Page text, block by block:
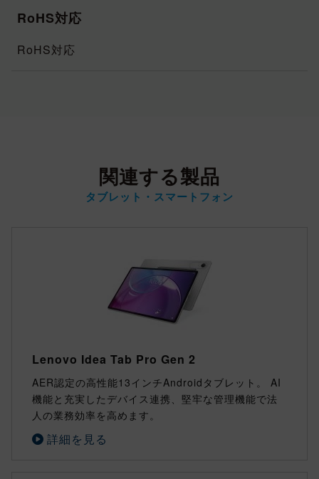
RoHS対応
RoHS対応
関連する製品
タブレット・スマートフォン
Lenovo Idea Tab Pro Gen 2
AER認定の高性能13インチAndroidタブレット。 AI
機能と充実したデバイス連携、堅牢な管理機能で法
人の業務効率を高めます。
詳細を見る